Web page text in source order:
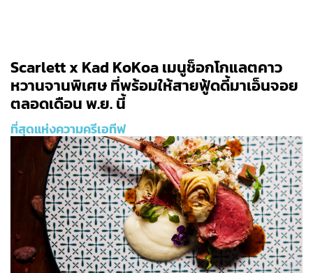
Scarlett x Kad KoKoa เมนูช็อกโกแลตคาว
หวานจานพิเศษ ที่พร้อมให้สายฟู้ดดี้มาเอ็นจอย
ตลอดเดือน พ.ย. นี้
ที่สุดแห่งความครีเอทีฟ